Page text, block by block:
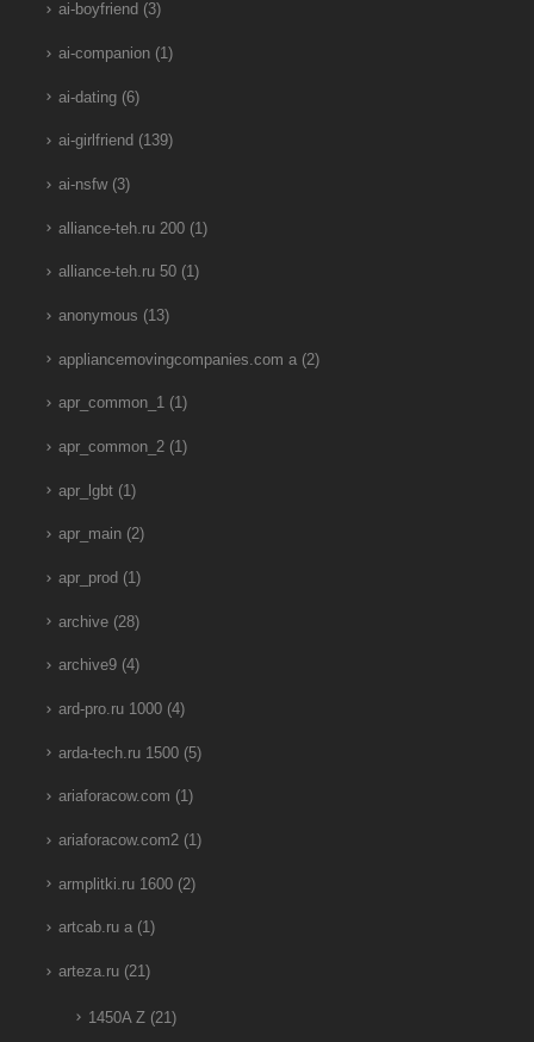
ai-boyfriend (3)
ai-companion(1)
ai-dating(6)
ai-girlfriend (139)
ai-nsfw(3)
alliance-teh.ru 200(1)
alliance-teh.ru 50(1)
anonymous (13)
appliancemovingcompanies.com a(2)
apr_common_1(1)
apr_common_2(1)
apr_lgbt(1)
apr_main(2)
apr_prod (1)
archive(28)
archive9(4)
ard-pro.ru 1000(4)
arda-tech.ru 1500(5)
ariaforacow.com (1)
ariaforacow.com2(1)
armplitki.ru 1600(2)
artcab.ru a(1)
arteza.ru(21)
1450A Z (21)